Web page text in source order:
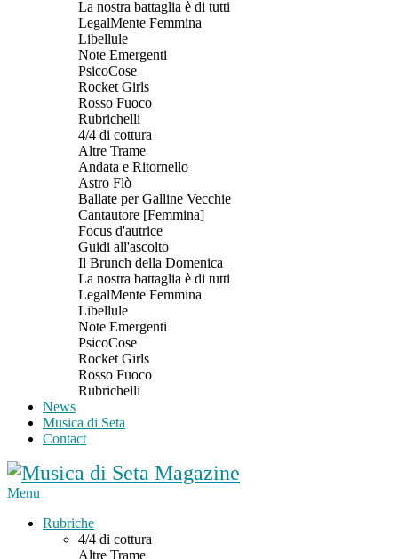
La nostra battaglia è di tutti
LegalMente Femmina
Libellule
Note Emergenti
PsicoCose
Rocket Girls
Rosso Fuoco
Rubrichelli
4/4 di cottura
Altre Trame
Andata e Ritornello
Astro Flò
Ballate per Galline Vecchie
Cantautore [Femmina]
Focus d'autrice
Guidi all'ascolto
Il Brunch della Domenica
La nostra battaglia è di tutti
LegalMente Femmina
Libellule
Note Emergenti
PsicoCose
Rocket Girls
Rosso Fuoco
Rubrichelli
News
Musica di Seta
Contact
Menu
Rubriche
4/4 di cottura
Altre Trame